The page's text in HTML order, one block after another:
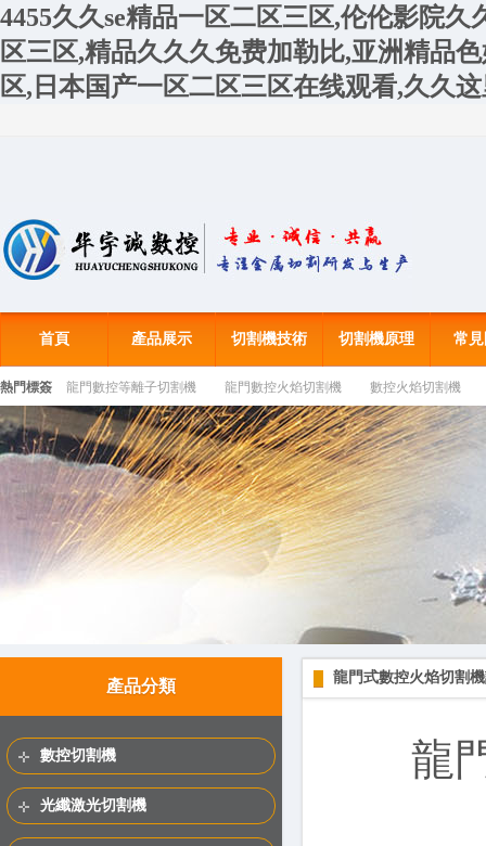
4455久久se精品一区二区三区,伦伦影院
区三区,精品久久久免费加勒比,亚洲精品
区,日本国产一区二区三区在线观看,久久
首頁 產品展示 切割機技術 切割機原理 常
熱門標簽 龍門數控等離子切割機 龍門數控火焰切割機 數控火焰切割機
產品分類
數控切割機
光纖激光切割機
龍門式數控火焰切割
龍